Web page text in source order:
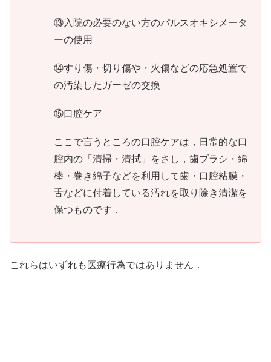
⑬入院の必要のない方のパルスオキシメータ
ーの使用
⑭すり傷・切り傷や・火傷などの応急処置で
の汚染したガーゼの交換
⑮口腔ケア
ここで言うところの口腔ケアは，日常的な口
腔内の「清掃・清拭」をさし，歯ブラシ・綿
棒・巻き綿子などを利用して歯・口腔粘膜・
舌などに付着している汚れを取り除き清潔を
保つものです．
これらはいずれも医療行為ではありません．